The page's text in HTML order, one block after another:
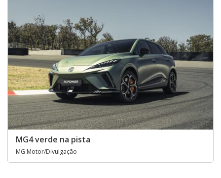
MG4 verde na pista
MG Motor/Divulgação